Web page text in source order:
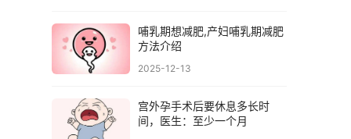
哺乳期想减肥,产妇哺乳期减肥
方法介绍
2025-12-13
宫外孕手术后要休息多长时
间，医生：至少一个月